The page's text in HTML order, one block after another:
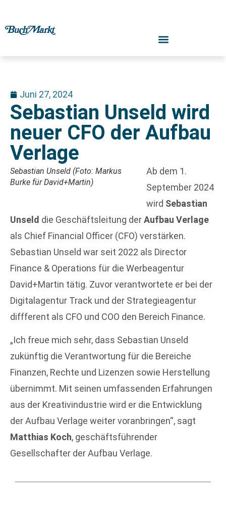
Juni 27, 2024
Sebastian Unseld wird
neuer CFO der Aufbau
Verlage
Sebastian Unseld (Foto: Markus
Burke für David+Martin)
Ab dem 1.
September 2024
wird Sebastian
Unseld die Geschäftsleitung derAufbau Verlage
als Chief Financial Officer (CFO) verstärken.
Sebastian Unseld war seit 2022 als Director
Finance & Operations für die Werbeagentur
David+Martin tätig. Zuvor verantwortete er bei der
Digitalagentur Track und der Strategieagentur
diffferent als CFO und COO den Bereich Finance.
„Ich freue mich sehr, dass Sebastian Unseld
zukünftig die Verantwortung für die Bereiche
Finanzen, Rechte und Lizenzen sowie Herstellung
übernimmt. Mit seinen umfassenden Erfahrungen
aus der Kreativindustrie wird er die Entwicklung
der Aufbau Verlage weiter voranbringen“, sagt
Matthias Koch, geschäftsführender
Gesellschafter der Aufbau Verlage.